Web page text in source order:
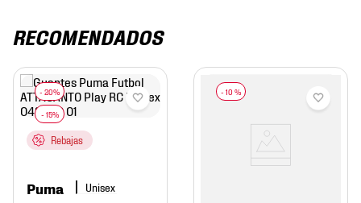
RECOMENDADOS
Rebajas
Puma
- 10 %